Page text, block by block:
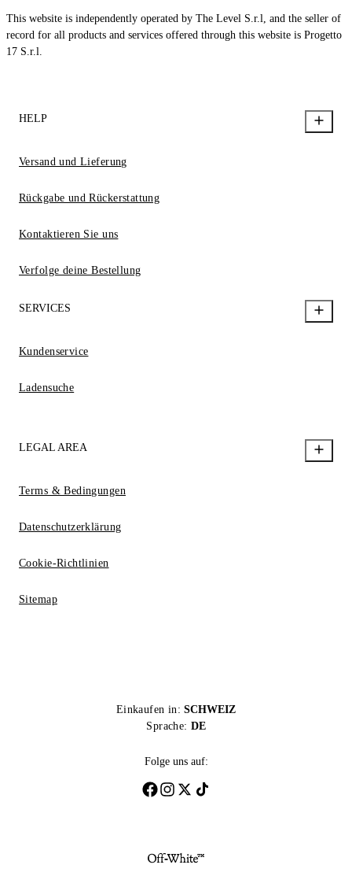
This website is independently operated by The Level S.r.l, and the seller of
record for all products and services offered through this website is Progetto
17 S.r.l.
HELP
Versand und Lieferung
Rückgabe und Rückerstattung
Kontaktieren Sie uns
Verfolge deine Bestellung
SERVICES
Kundenservice
Ladensuche
LEGAL AREA
Terms & Bedingungen
Datenschutzerklärung
Cookie-Richtlinien
Sitemap
Einkaufen in: SCHWEIZ
Sprache: DE
Folge uns auf: